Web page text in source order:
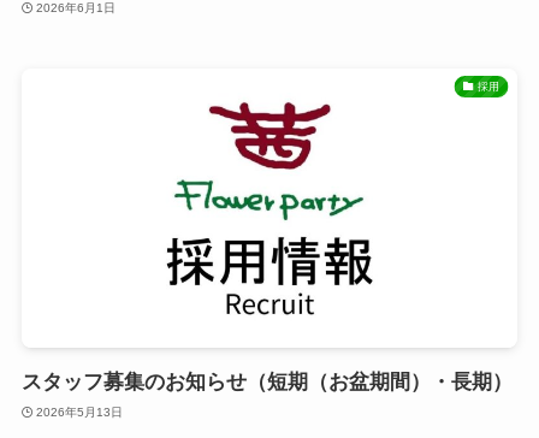
2026年6月1日
採用
スタッフ募集のお知らせ（短期（お盆期間）・長期）
2026年5月13日